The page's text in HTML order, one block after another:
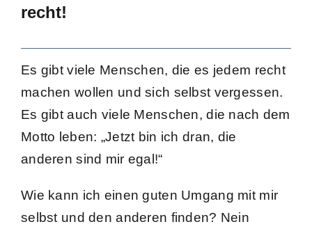
recht!
Es gibt viele Menschen, die es jedem recht
machen wollen und sich selbst vergessen.
Es gibt auch viele Menschen, die nach dem
Motto leben: „Jetzt bin ich dran, die
anderen sind mir egal!“
Wie kann ich einen guten Umgang mit mir
selbst und den anderen finden? Nein